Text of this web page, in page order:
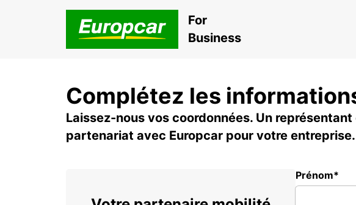
For
Business
Complétez les
Laissez-nous vos coordonnées. Un
partenariat avec Europcar pour votre entreprise.
Prénom*